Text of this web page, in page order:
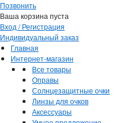
Позвонить
Ваша корзина пуста
Вход / Регистрация
Индивидуальный заказ
Главная
Интернет-магазин
Все товары
Оправы
Солнцезащитные очки
Линзы для очков
Аксессуары